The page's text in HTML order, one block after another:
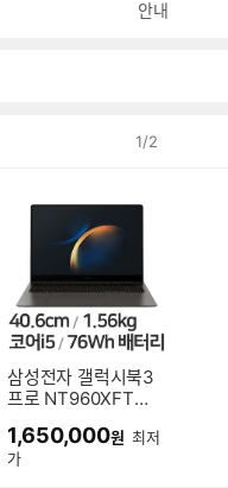
안내
1/2
삼성전자 갤럭시북3
프로 NT960XFT-A
1,650,000원 최저
가